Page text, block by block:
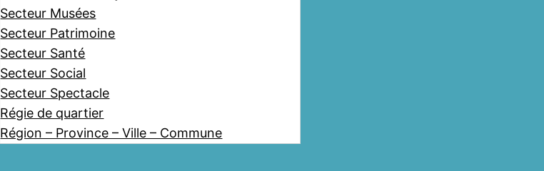
Secteur Musées
Secteur Patrimoine
Secteur Santé
Secteur Social
Secteur Spectacle
Régie de quartier
Région – Province – Ville – Commune